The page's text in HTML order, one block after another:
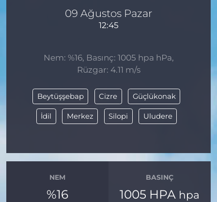
09 Ağustos Pazar
12:45
Nem: %16, Basınç: 1005 hpa hPa,
Rüzgar: 4.11 m/s
Beytüşşebap Cizre Güçlükonak
İdil Merkez Silopi Uludere
NEM
%16
BASINÇ
1005 HPA hpa